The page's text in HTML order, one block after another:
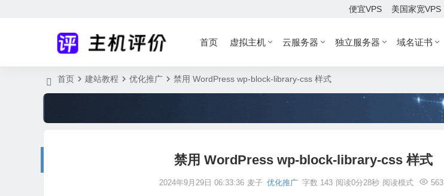
便宜VPS 美国家宽VPS
首页 虚拟主机 云服务器 独立服务器 域名证书
首页 建站教程 优化推广 禁用 WordPress wp-block-library-css 样式
禁用 WordPress wp-block-library-css 样式
2024年9月29日 06:33:36 麦子 优化推广 563
字数 143 阅读0分28秒 阅读模式